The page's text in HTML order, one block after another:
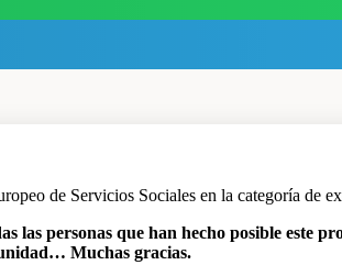
de Servicios Sociales en la categoría de
las personas que han hecho posible este
Muchas gracias.